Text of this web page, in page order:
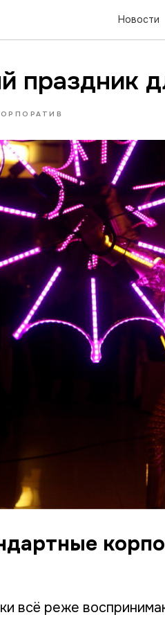
Новости
праздник
всё реже